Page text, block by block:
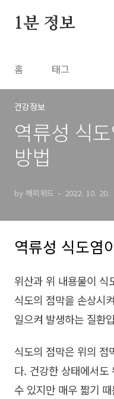
1분 정보
홈 태그
건강정보
역류성 식
방법
by 해피위드 2022. 10. 20.
역류성 식도염
위산과 위 내용물이 식
식도의 점막을 손상시
일으켜 발생하는 질환
식도의 점막은 위의 점
다. 건강한 상태에서
수 있지만 매우 짧기